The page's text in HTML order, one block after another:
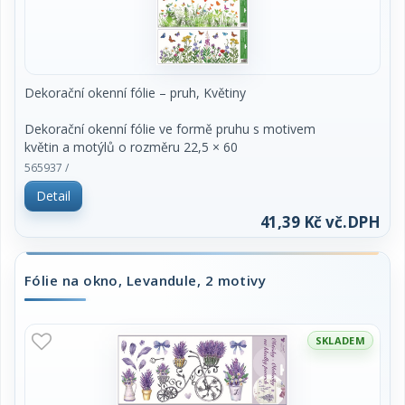
4. Po použití je možné je uložit na původní
podkladový papír a uskladnit na další
Dekorační okenní fólie – pruh, Květiny
Dekorační okenní fólie ve formě pruhu s motivem
květin a motýlů o rozměru 22,5 × 60
cm je ideální pro ozdobení spodní nebo horní části
okna. Přilne elektrostaticky –
bez lepidla, nezanechává žádné stopy, snadno se
Vlastnosti:
Neobsahuje lepidlo – žádné zbytky, žádné
Přilne elektrostaticky – rychlá, čistá
aplikace bez nepořádku
Opakovaně použitelná – vhodná i pro další
Transparentní provedení – motiv na průhledné
565937 /
Detail
41,39 Kč vč.DPH
Fólie na okno, Levandule, 2 motivy
SKLADEM